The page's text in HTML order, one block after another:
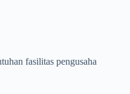
fasilitas pengusaha